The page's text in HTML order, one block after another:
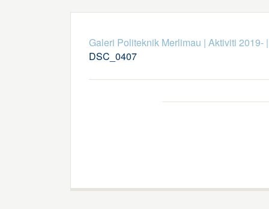
Galeri Politeknik Merlimau | Aktiviti 2019-
DSC_0407